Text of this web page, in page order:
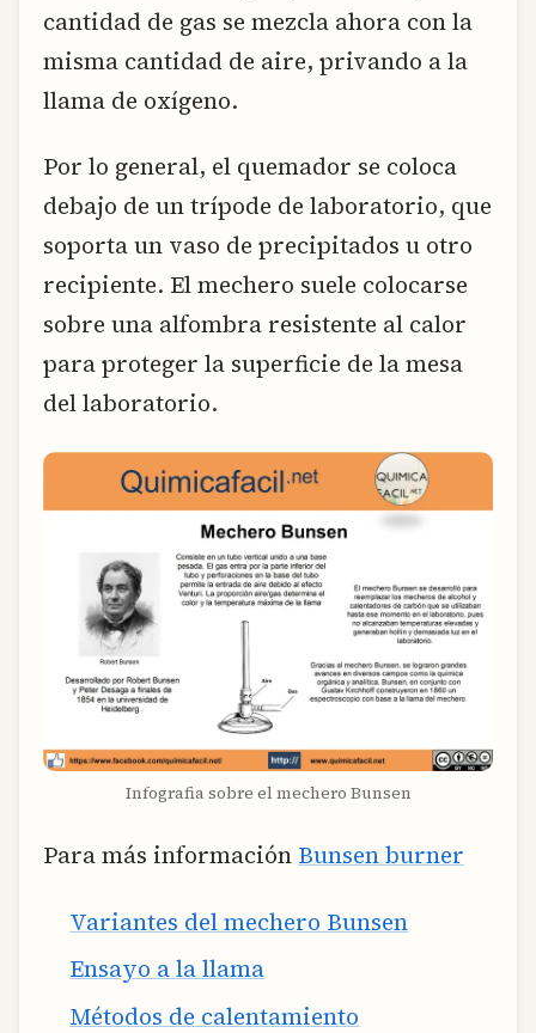
cantidad de gas se mezcla ahora con la
misma cantidad de aire, privando a la
llama de oxígeno.
Por lo general, el quemador se coloca
debajo de un trípode de laboratorio, que
soporta un vaso de precipitados u otro
recipiente. El mechero suele colocarse
sobre una alfombra resistente al calor
para proteger la superficie de la mesa
del laboratorio.
Infografia sobre el mechero Bunsen
Para más información Bunsen burner
Variantes del mechero Bunsen
Ensayo a la llama
Métodos de calentamiento